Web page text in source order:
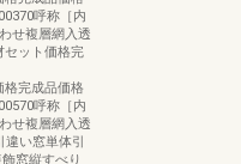
呼称［内
せ複層網入透
セット価格完
格完成品価格
呼称［内
せ複層網入透
違い窓単体引
窓縦すべり